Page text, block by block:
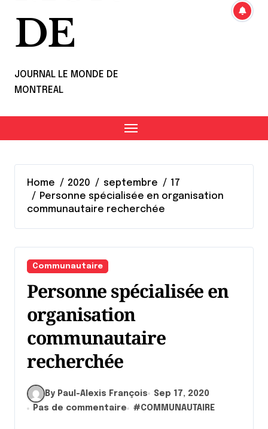
DE
JOURNAL LE MONDE DE
MONTREAL
Home 2020 septembre
17
Personne spécialisée en organisation
communautaire recherchée
Communautaire
Personne spécialisée en
organisation
communautaire
recherchée
By Paul-Alexis François
Sep 17, 2020
Pas de commentaire
#COMMUNAUTAIRE